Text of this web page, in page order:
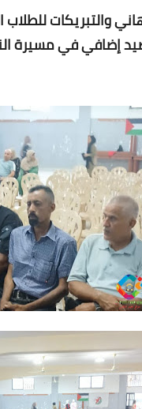
والتبريكات
إضافي في مسيرة